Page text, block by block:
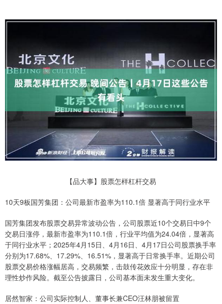
【品大事】股票怎样杠杆交易
10天9板国芳集团：公司最新市盈率为110.1倍 显著高于同行业水平
国芳集团发布股票交易异常波动公告，公司股票近10个交易日中9个
交易日涨停，最新市盈率为110.1倍，行业平均值为24.04倍，显著高
于同行业水平；2025年4月15日、4月16日、4月17日公司股票换手率
分别为17.68%、17.29%、16.51%，显著高于日常换手率。近期公司
股票交易价格涨幅居高，交易频繁，击鼓传花效应十分明显，存在非
理性炒作风险。截至公告披露日，公司基本面未发生重大变化。
居然智家：公司实际控制人、董事长兼CEO汪林朋被留置